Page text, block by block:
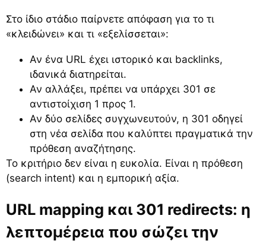
Στο ίδιο στάδιο παίρνετε απόφαση για το τι
«κλειδώνει» και τι «εξελίσσεται»:
Αν ένα URL έχει ιστορικό και backlinks,
ιδανικά διατηρείται.
Αν αλλάξει, πρέπει να υπάρχει 301 σε
αντιστοίχιση 1 προς 1.
Αν δύο σελίδες συγχωνευτούν, η 301 οδηγεί
στη νέα σελίδα που καλύπτει πραγματικά την
πρόθεση αναζήτησης.
Το κριτήριο δεν είναι η ευκολία. Είναι η πρόθεση
(search intent) και η εμπορική αξία.
URL mapping και 301 redirects: η
λεπτομέρεια που σώζει την